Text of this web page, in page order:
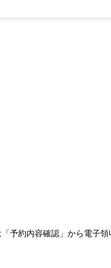
予約内容確認」から電子領